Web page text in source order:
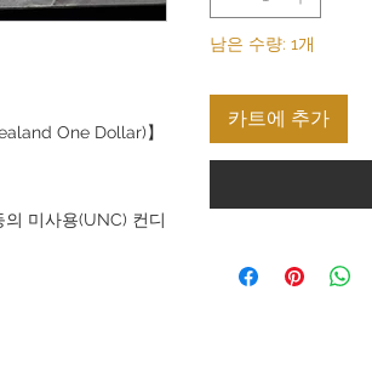
One Dollar)】
미사용(UNC) 컨디
남은 수량: 1개
카트에 추가